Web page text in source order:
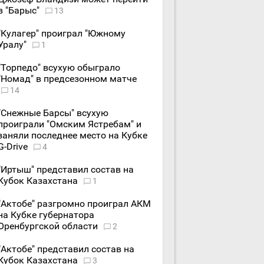
"Барыс"
13
проиграл "Южному
1
всухую обыграло
в предсезонном матче
14
Барсы" всухую
"Омским Ястребам" и
последнее место на Кубке
Drive
4
представил состав на
Казахстана
1
разгромно проиграл АКМ
Кубке губернатора
области
2
представил состав на
Казахстана
3